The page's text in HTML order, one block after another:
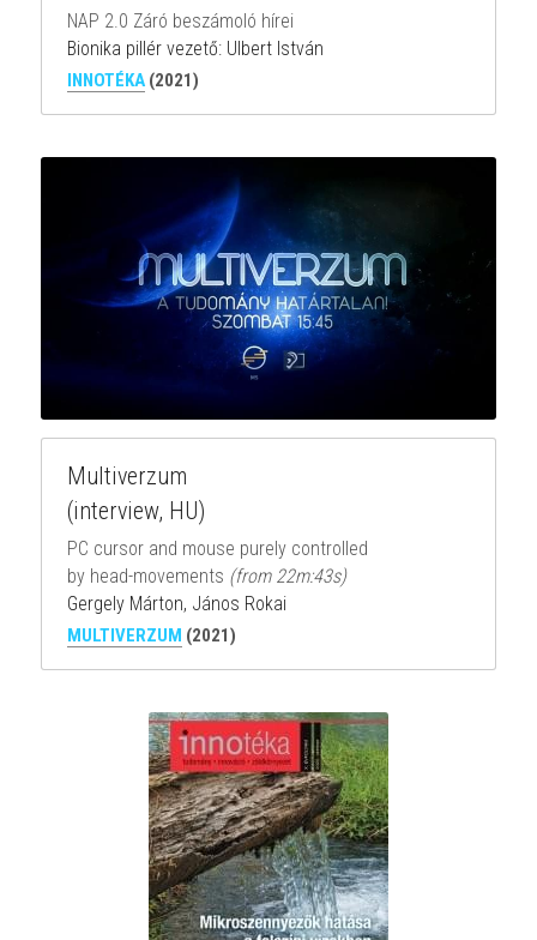
NAP 2.0 Záró beszámoló hírei
Bionika pillér vezető: Ulbert István
INNOTÉKA (2021)
Multiverzum
(interview, HU)
PC cursor and mouse purely controlled
by head-movements (from 22m:43s)
Gergely Márton, János Rokai
MULTIVERZUM (2021)